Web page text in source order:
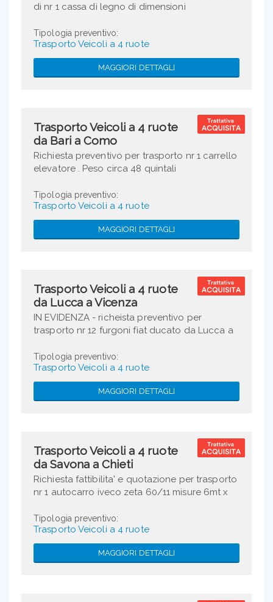
di nr 1 cassa di legno di dimensioni
un motorino elettrico , partenza Cina città ...
Tipologia preventivo:
Trasporto Veicoli a 4 ruote
MAGGIORI DETTAGLI
Trasporto Veicoli a 4 ruote
da Bari a Como
Richiesta preventivo per trasporto nr 1 carrello
elevatore . Peso circa 48 quintali
Tipologia preventivo:
Trasporto Veicoli a 4 ruote
MAGGIORI DETTAGLI
Trasporto Veicoli a 4 ruote
da Lucca a Vicenza
IN EVIDENZA - richeista preventivo per
trasporto nr 12 furgoni fiat ducato da Lucca a
Tipologia preventivo:
Trasporto Veicoli a 4 ruote
MAGGIORI DETTAGLI
Trasporto Veicoli a 4 ruote
da Savona a Chieti
Richiesta fattibilita' e quotazione per trasporto
nr 1 autocarro iveco zeta 60/11 misure 6mt x
(CH)
Tipologia preventivo:
Trasporto Veicoli a 4 ruote
MAGGIORI DETTAGLI